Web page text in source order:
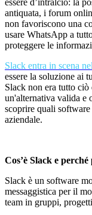
essere d’intralcio: la
antiquata, i forum
non favoriscono una
usare WhatsApp a
proteggere le
Slack entra in scena
essere la soluzione ai
Slack non era tutto
un'alternativa valida e
scoprire quali
aziendale.
Cos’è Slack e
Slack è un software
messaggistica per il
team in gruppi,